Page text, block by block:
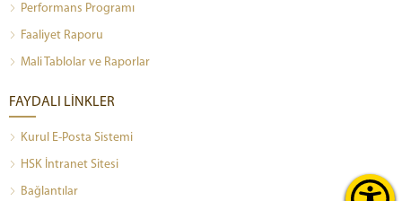
Performans Programı
Faaliyet Raporu
Mali Tablolar ve Raporlar
FAYDALI LİNKLER
Kurul E-Posta Sistemi
HSK İntranet Sitesi
Bağlantılar